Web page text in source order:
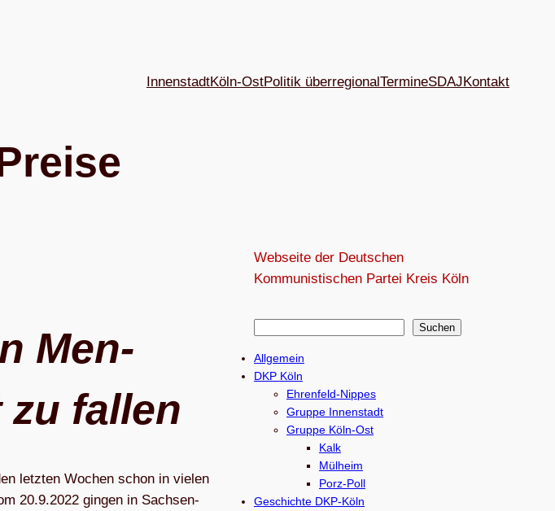
InnenstadtKöln-OstPolitik überregionalTermineSDAJKon­takt
Men­
fallen
letz­ten Wochen schon in vie­len
20.9.2022 gin­gen in Sach­sen-
Webseite der Deutschen
Kommunistischen Partei Kreis Köln
c
Suchen
Allgemein
DKP Köln
Ehrenfeld-Nippes
Gruppe Innenstadt
Gruppe Köln-Ost
Kalk
Mülheim
Porz-Poll
Geschichte DKP-Köln